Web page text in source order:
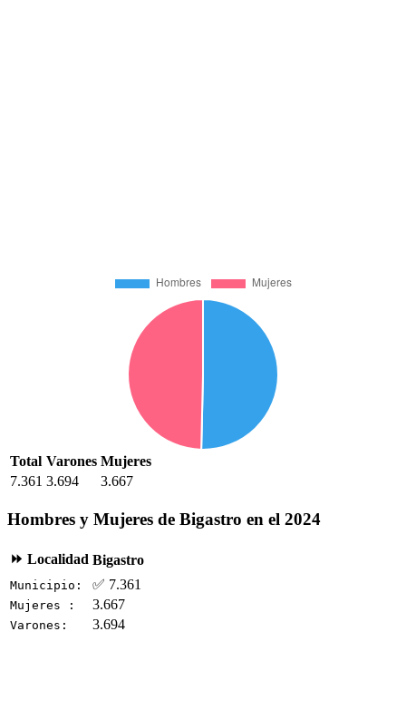
Total Varones Mujeres
7.361 3.694 3.667
Hombres y Mujeres de Bigastro en el 2024
⏩ Localidad Bigastro
Municipio: ✅ 7.361
Mujeres : 3.667
Varones: 3.694